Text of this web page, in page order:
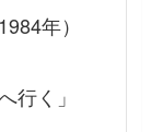
年）
行く」